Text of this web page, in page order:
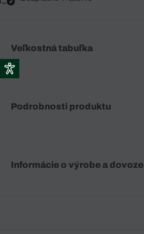
Veľkostná tabuľka
Podrobnosti produktu
Informácie o výrobe a dovoze